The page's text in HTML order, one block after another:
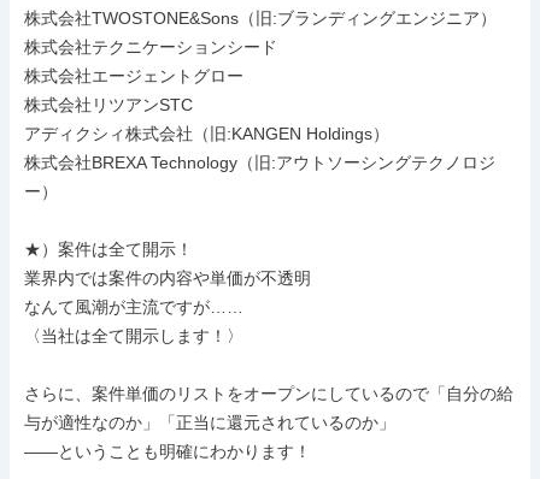
株式会社TWOSTONE&Sons（旧:ブランディングエンジニア）
株式会社テクニケーションシード
株式会社エージェントグロー
株式会社リツアンSTC
アディクシィ株式会社（旧:KANGEN Holdings）
株式会社BREXA Technology（旧:アウトソーシングテクノロジ
ー）
★）案件は全て開示！
業界内では案件の内容や単価が不透明
なんて風潮が主流ですが……
〈当社は全て開示します！〉
さらに、案件単価のリストをオープンにしているので「自分の給
与が適性なのか」「正当に還元されているのか」
――ということも明確にわかります！